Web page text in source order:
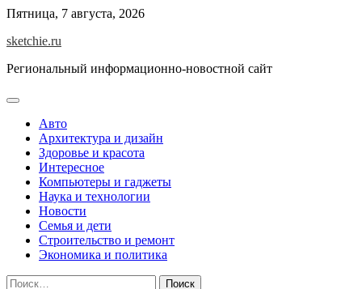
Skip
content
Пятница, 7 августа, 2026
sketchie.ru
Региональный информационно-новостной сайт
Авто
Архитектура и дизайн
Здоровье и красота
Интересное
Компьютеры и гаджеты
Наука и технологии
Новости
Семья и дети
Строительство и ремонт
Экономика и политика
Найти: